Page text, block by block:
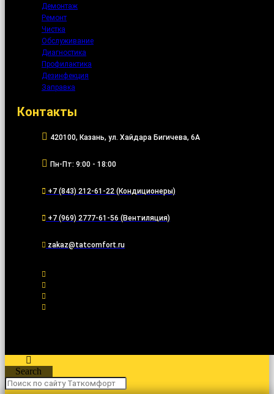
Демонтаж
Ремонт
Чистка
Обслуживание
Диагностика
Профилактика
Дезинфекция
Заправка
Контакты
420100, Казань, ул. Хайдара Бигичева, 6А
Пн-Пт: 9:00 - 18:00
+7 (843) 212-61-22 (Кондиционеры)
+7 (969) 2777-61-56 (Вентиляция)
zakaz@tatcomfort.ru
Search